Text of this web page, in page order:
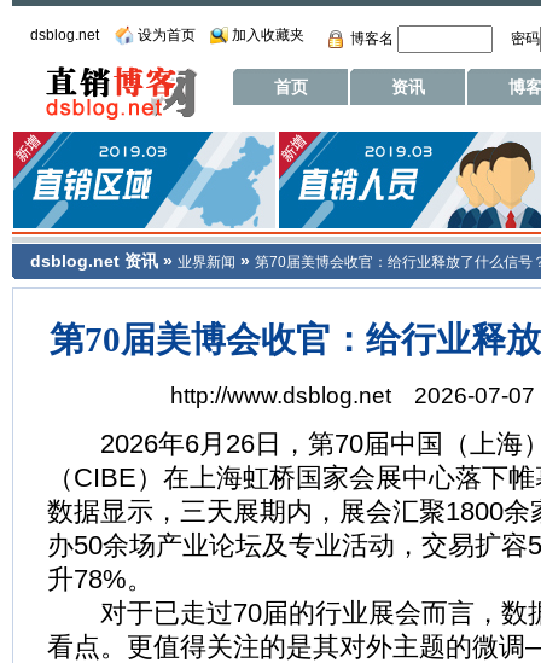
dsblog.net 设为首页 加入收藏夹 博客名 密码
首页 资讯 博客
dsblog.net 资讯 » 业界新闻 » 第70届美博会收官：给行业释放了什么信号
第70届美博会收官：给行业释
http://www.dsblog.net 2026-07-07
2026年6月26日，第70届中国（上海
（CIBE）在上海虹桥国家会展中心落下
数据显示，三天展期内，展会汇聚1800余
办50余场产业论坛及专业活动，交易扩容
升78%。
对于已走过70届的行业展会而言，数
看点。更值得关注的是其对外主题的微